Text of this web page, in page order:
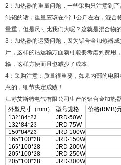
2：加热器的重量问题，一些采购只注意到
纯铝的话，重量应该在4个1公斤左右，混合
量重，但是尺寸比我们大呢？这就是混合物
3：加热器的运费问题，因为铝合金加热器
斤，这样的话运输方面就可能要考虑到费用
输，这样方便而且也减少了成本。
4：采购注意：质量很重要，如果内部的电
意的，细节决定成败！
江苏艾斯特电气有限公司生产的铝合金加热
外型尺寸（mm）
型号规格
价格(RMB)
132*84*23
JRD-50W
132*84*23
JRD-75W
150*84*23
JRD-100W
165*100*28
JRD-150W
165*100*28
JRD-200W
205*100*28
JRD-250W
205*100*28
JRD-300W